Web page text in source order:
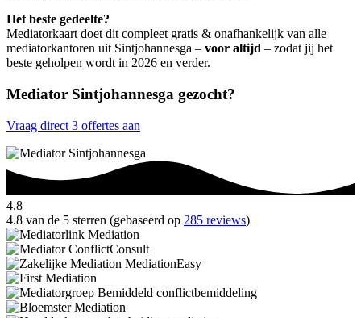
Het beste gedeelte?
Mediatorkaart doet dit compleet gratis & onafhankelijk van alle
mediatorkantoren uit Sintjohannesga – voor altijd – zodat jij het
beste geholpen wordt in 2026 en verder.
Mediator Sintjohannesga gezocht?
Vraag direct 3 offertes aan
4.8
4.8 van de 5 sterren (gebaseerd op 285 reviews)